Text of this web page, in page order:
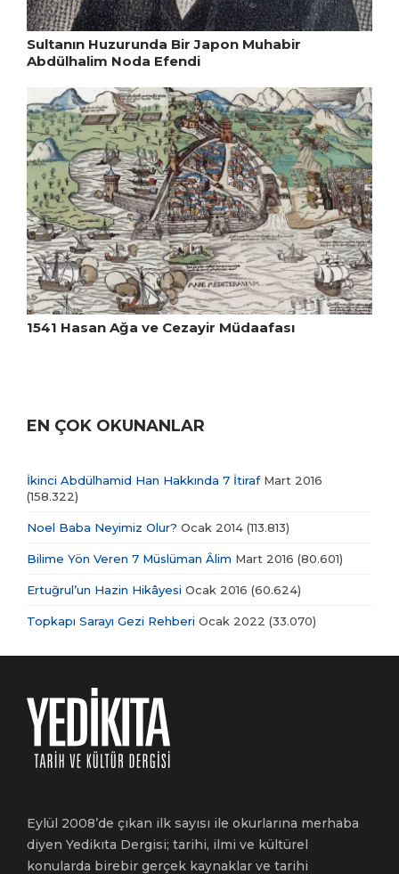
Sultanın Huzurunda Bir Japon Muhabir
Abdülhalim Noda Efendi
1541 Hasan Ağa ve Cezayir Müdaafası
EN ÇOK OKUNANLAR
İkinci Abdülhamid Han Hakkında 7 İtirafMart 2016
(158.322)
Noel Baba Neyimiz Olur? Ocak 2014 (113.813)
Bilime Yön Veren 7 Müslüman Âlim Mart 2016 (80.601)
Ertuğrul’un Hazin Hikâyesi Ocak 2016 (60.624)
Topkapı Sarayı Gezi Rehberi Ocak 2022 (33.070)
Eylül 2008’de çıkan ilk sayısı ile okurlarına merhaba
diyen Yedikıta Dergisi; tarihi, ilmi ve kültürel
konularda birebir gerçek kaynaklar ve tarihi